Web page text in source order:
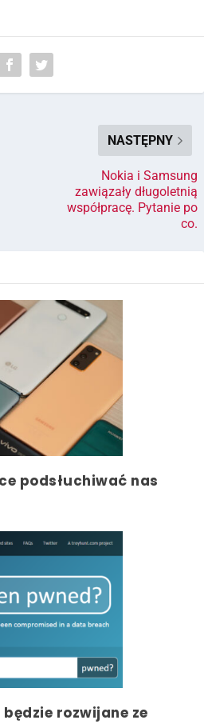
NASTĘPNY
Nokia i Samsung
zawiązały długoletnią
współpracę. Pytanie po
co.
podsłuchiwać nas
będzie rozwijane ze